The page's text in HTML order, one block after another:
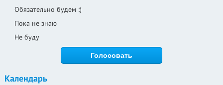
Обязательно будем :)
Пока не знаю
Не буду
Календарь